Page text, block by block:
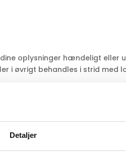
Detaljer
oplysninger hændeligt
i øvrigt behandles i strid med
annoncer, som vil have
du har efterspurgt, som